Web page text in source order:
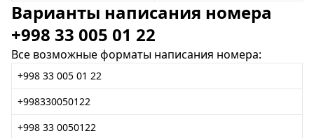
Варианты написания номера
+998 33 005 01 22
Все возможные форматы написания номера:
+998 33 005 01 22
+998330050122
+998 33 0050122